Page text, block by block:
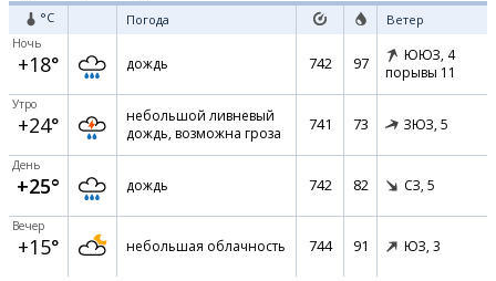
°C Погода Ветер
Ночь
+18° дождь 742 97 ЮЮЗ, 4
порывы 11
Утро
+24°
небольшой ливневый
дождь, возможна гроза
741 73 ЗЮЗ, 5
День
+25° дождь 742 82 СЗ, 5
Вечер
+15° небольшая облачность 744 91 ЮЗ, 3